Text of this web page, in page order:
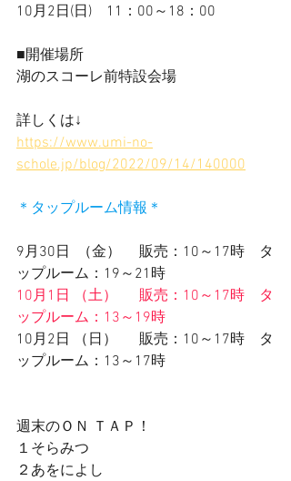
10月2日(日)　11：00～18：00
■開催場所
湖のスコーレ前特設会場
詳しくは↓
https://www.umi-no-
schole.jp/blog/2022/09/14/140000
＊タップルーム情報＊
9月30日  （金） 　販売：10～17時　タ
ップルーム：19～21時
10月1日 （土）　  販売：10～17時　タ
ップルーム：13～19時
10月2日 （日）      販売：10～17時　タ
ップルーム：13～17時
週末のＯＮ ＴＡＰ！
１そらみつ
２あをによし